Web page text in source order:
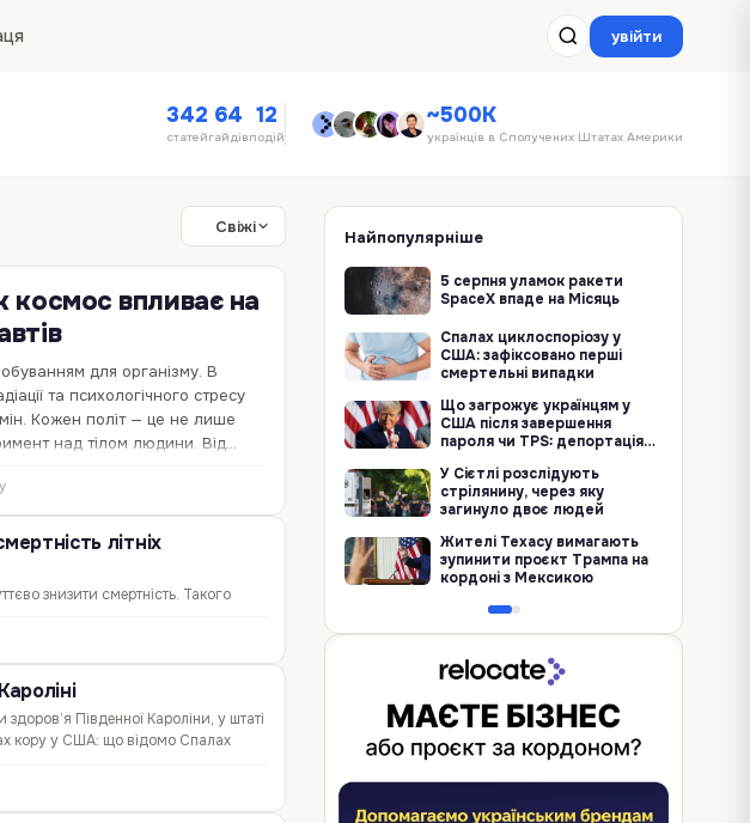
увійти
342
статей
64
гайдів
12
подій
~500K
українців в Сполучених Штатах Америки
Свіжі
космос впливає на
для організму. В
та психологічного стресу
Кожен політ — це не лише
над тілом людини. Від
літніх
знизити смертність. Такого
Південної Кароліни, у штаті
кору у США: що відомо Спалах
Найпопулярніше
5 серпня уламок ракети
SpaceX впаде на Місяць
Спалах циклоспоріозу у
США: зафіксовано перші
смертельні випадки
Що загрожує українцям у
США після завершення
пароля чи TPS: депортація
У Сієтлі розслідують
стрілянину, через яку
загинуло двоє людей
Жителі Техасу вимагають
зупинити проєкт Трампа на
кордоні з Мексикою